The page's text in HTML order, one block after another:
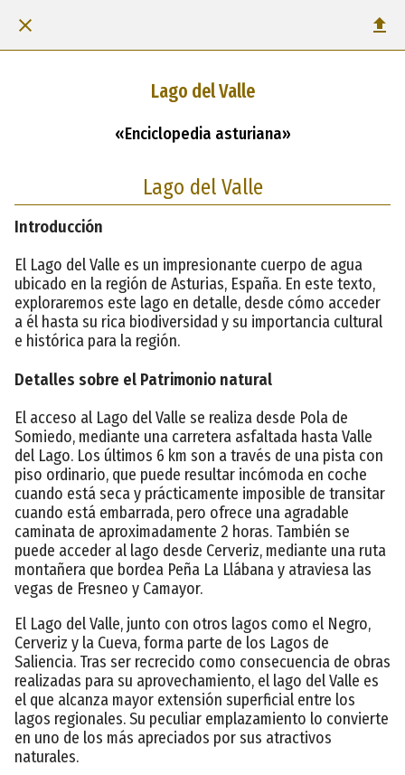
Lago del Valle
«Enciclopedia asturiana»
Lago del Valle
Introducción
El Lago del Valle es un impresionante cuerpo de agua
ubicado en la región de Asturias, España. En este texto,
exploraremos este lago en detalle, desde cómo acceder
a él hasta su rica biodiversidad y su importancia cultural
e histórica para la región.
Detalles sobre el Patrimonio natural
El acceso al Lago del Valle se realiza desde Pola de
Somiedo, mediante una carretera asfaltada hasta Valle
del Lago. Los últimos 6 km son a través de una pista con
piso ordinario, que puede resultar incómoda en coche
cuando está seca y prácticamente imposible de transitar
cuando está embarrada, pero ofrece una agradable
caminata de aproximadamente 2 horas. También se
puede acceder al lago desde Cerveriz, mediante una ruta
montañera que bordea Peña La Llábana y atraviesa las
vegas de Fresneo y Camayor.
El Lago del Valle, junto con otros lagos como el Negro,
Cerveriz y la Cueva, forma parte de los Lagos de
Saliencia. Tras ser recrecido como consecuencia de obras
realizadas para su aprovechamiento, el lago del Valle es
el que alcanza mayor extensión superficial entre los
lagos regionales. Su peculiar emplazamiento lo convierte
en uno de los más apreciados por sus atractivos
naturales.